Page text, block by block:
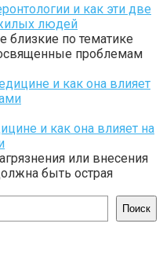
и как эти две
людей
близкие по тематике
проблемам
и как она влияет на
или внесения
быть острая
Поиск